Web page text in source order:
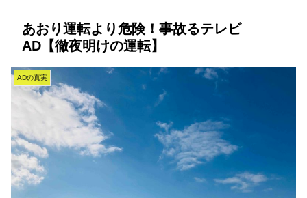
あおり運転より危険！事故るテレビ
AD【徹夜明けの運転】
ADの真実